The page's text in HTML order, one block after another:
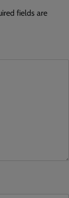
fields are